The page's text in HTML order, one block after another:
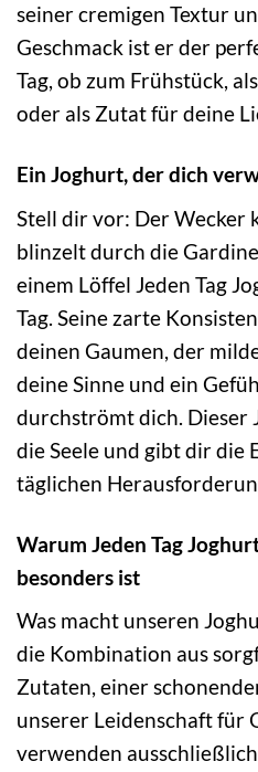
seiner cremigen Textur
Geschmack ist er der
Tag, ob zum Frühstück, als
oder als Zutat für deine
Ein Joghurt, der dich
Stell dir vor: Der Wecker
blinzelt durch die
einem Löffel Jeden Tag
Tag. Seine zarte
deinen Gaumen, der
deine Sinne und ein
durchströmt dich. Dieser
die Seele und gibt dir die
täglichen
Warum Jeden Tag
besonders ist
Was macht unseren
die Kombination aus
Zutaten, einer
unserer Leidenschaft für
verwenden ausschließlich